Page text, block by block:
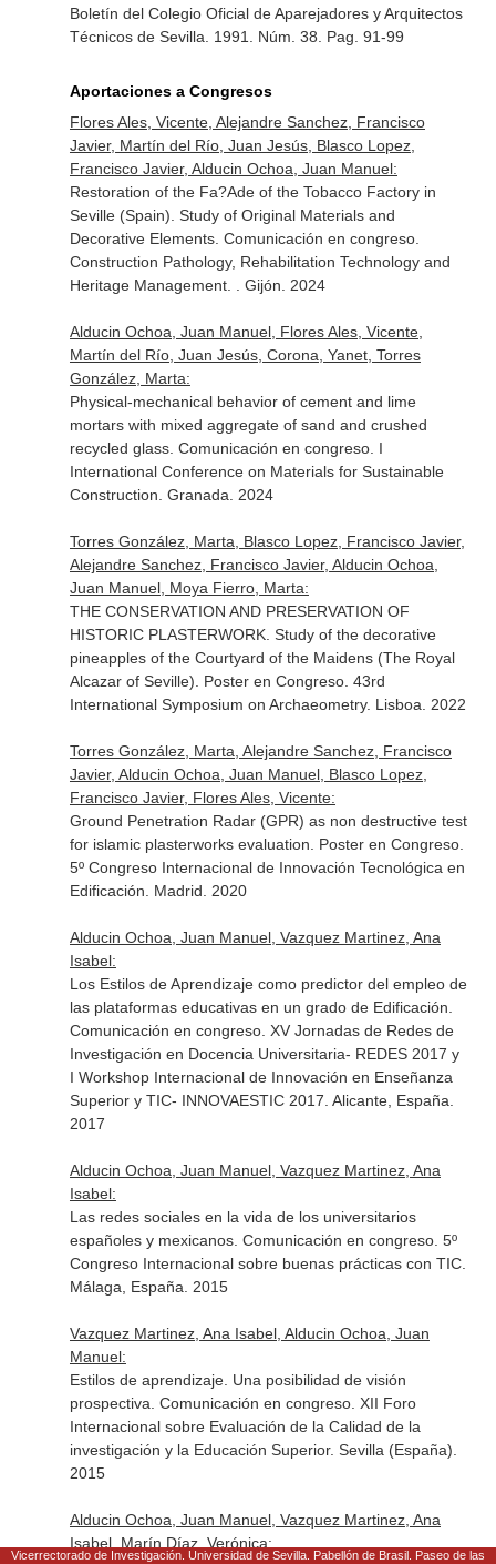
Boletín del Colegio Oficial de Aparejadores y Arquitectos
Técnicos de Sevilla . 1991. Núm. 38. Pag. 91-99
Aportaciones a Congresos
Flores Ales, Vicente, Alejandre Sanchez, Francisco
Javier, Martín del Río, Juan Jesús, Blasco Lopez,
Francisco Javier, Alducin Ochoa, Juan Manuel:
Restoration of the Fa?Ade of the Tobacco Factory in
Seville (Spain). Study of Original Materials and
Decorative Elements. Comunicación en congreso.
Construction Pathology, Rehabilitation Technology and
Heritage Management. . Gijón. 2024
Alducin Ochoa, Juan Manuel, Flores Ales, Vicente,
Martín del Río, Juan Jesús, Corona, Yanet, Torres
González, Marta:
Physical-mechanical behavior of cement and lime
mortars with mixed aggregate of sand and crushed
recycled glass. Comunicación en congreso. I
International Conference on Materials for Sustainable
Construction. Granada. 2024
Torres González, Marta, Blasco Lopez, Francisco Javier,
Alejandre Sanchez, Francisco Javier, Alducin Ochoa,
Juan Manuel, Moya Fierro, Marta:
THE CONSERVATION AND PRESERVATION OF
HISTORIC PLASTERWORK. Study of the decorative
pineapples of the Courtyard of the Maidens (The Royal
Alcazar of Seville). Poster en Congreso. 43rd
International Symposium on Archaeometry. Lisboa. 2022
Torres González, Marta, Alejandre Sanchez, Francisco
Javier, Alducin Ochoa, Juan Manuel, Blasco Lopez,
Francisco Javier, Flores Ales, Vicente:
Ground Penetration Radar (GPR) as non destructive test
for islamic plasterworks evaluation. Poster en Congreso.
5º Congreso Internacional de Innovación Tecnológica en
Edificación. Madrid. 2020
Alducin Ochoa, Juan Manuel, Vazquez Martinez, Ana
Isabel:
Los Estilos de Aprendizaje como predictor del empleo de
las plataformas educativas en un grado de Edificación.
Comunicación en congreso. XV Jornadas de Redes de
Investigación en Docencia Universitaria- REDES 2017 y
I Workshop Internacional de Innovación en Enseñanza
Superior y TIC- INNOVAESTIC 2017. Alicante, España.
2017
Alducin Ochoa, Juan Manuel, Vazquez Martinez, Ana
Isabel:
Las redes sociales en la vida de los universitarios
españoles y mexicanos. Comunicación en congreso. 5º
Congreso Internacional sobre buenas prácticas con TIC.
Málaga, España. 2015
Vazquez Martinez, Ana Isabel, Alducin Ochoa, Juan
Manuel:
Estilos de aprendizaje. Una posibilidad de visión
prospectiva. Comunicación en congreso. XII Foro
Internacional sobre Evaluación de la Calidad de la
investigación y la Educación Superior. Sevilla (España).
2015
Alducin Ochoa, Juan Manuel, Vazquez Martinez, Ana
Isabel, Marín Díaz, Verónica:
Vicerrectorado de Investigación. Universidad de Sevilla. Pabellón de Brasil. Paseo de las